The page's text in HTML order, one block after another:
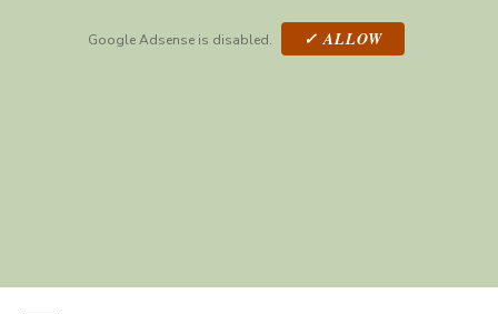
Google Adsense is disabled. ✓ ALLOW